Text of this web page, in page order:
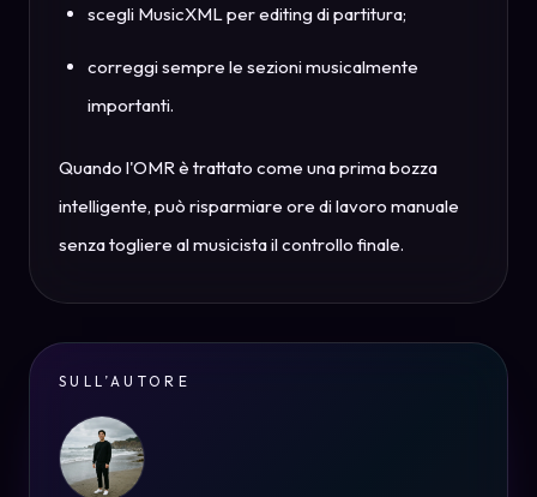
scegli MusicXML per editing di partitura;
correggi sempre le sezioni musicalmente
importanti.
Quando l'OMR è trattato come una prima bozza
intelligente, può risparmiare ore di lavoro manuale
senza togliere al musicista il controllo finale.
SULL’AUTORE